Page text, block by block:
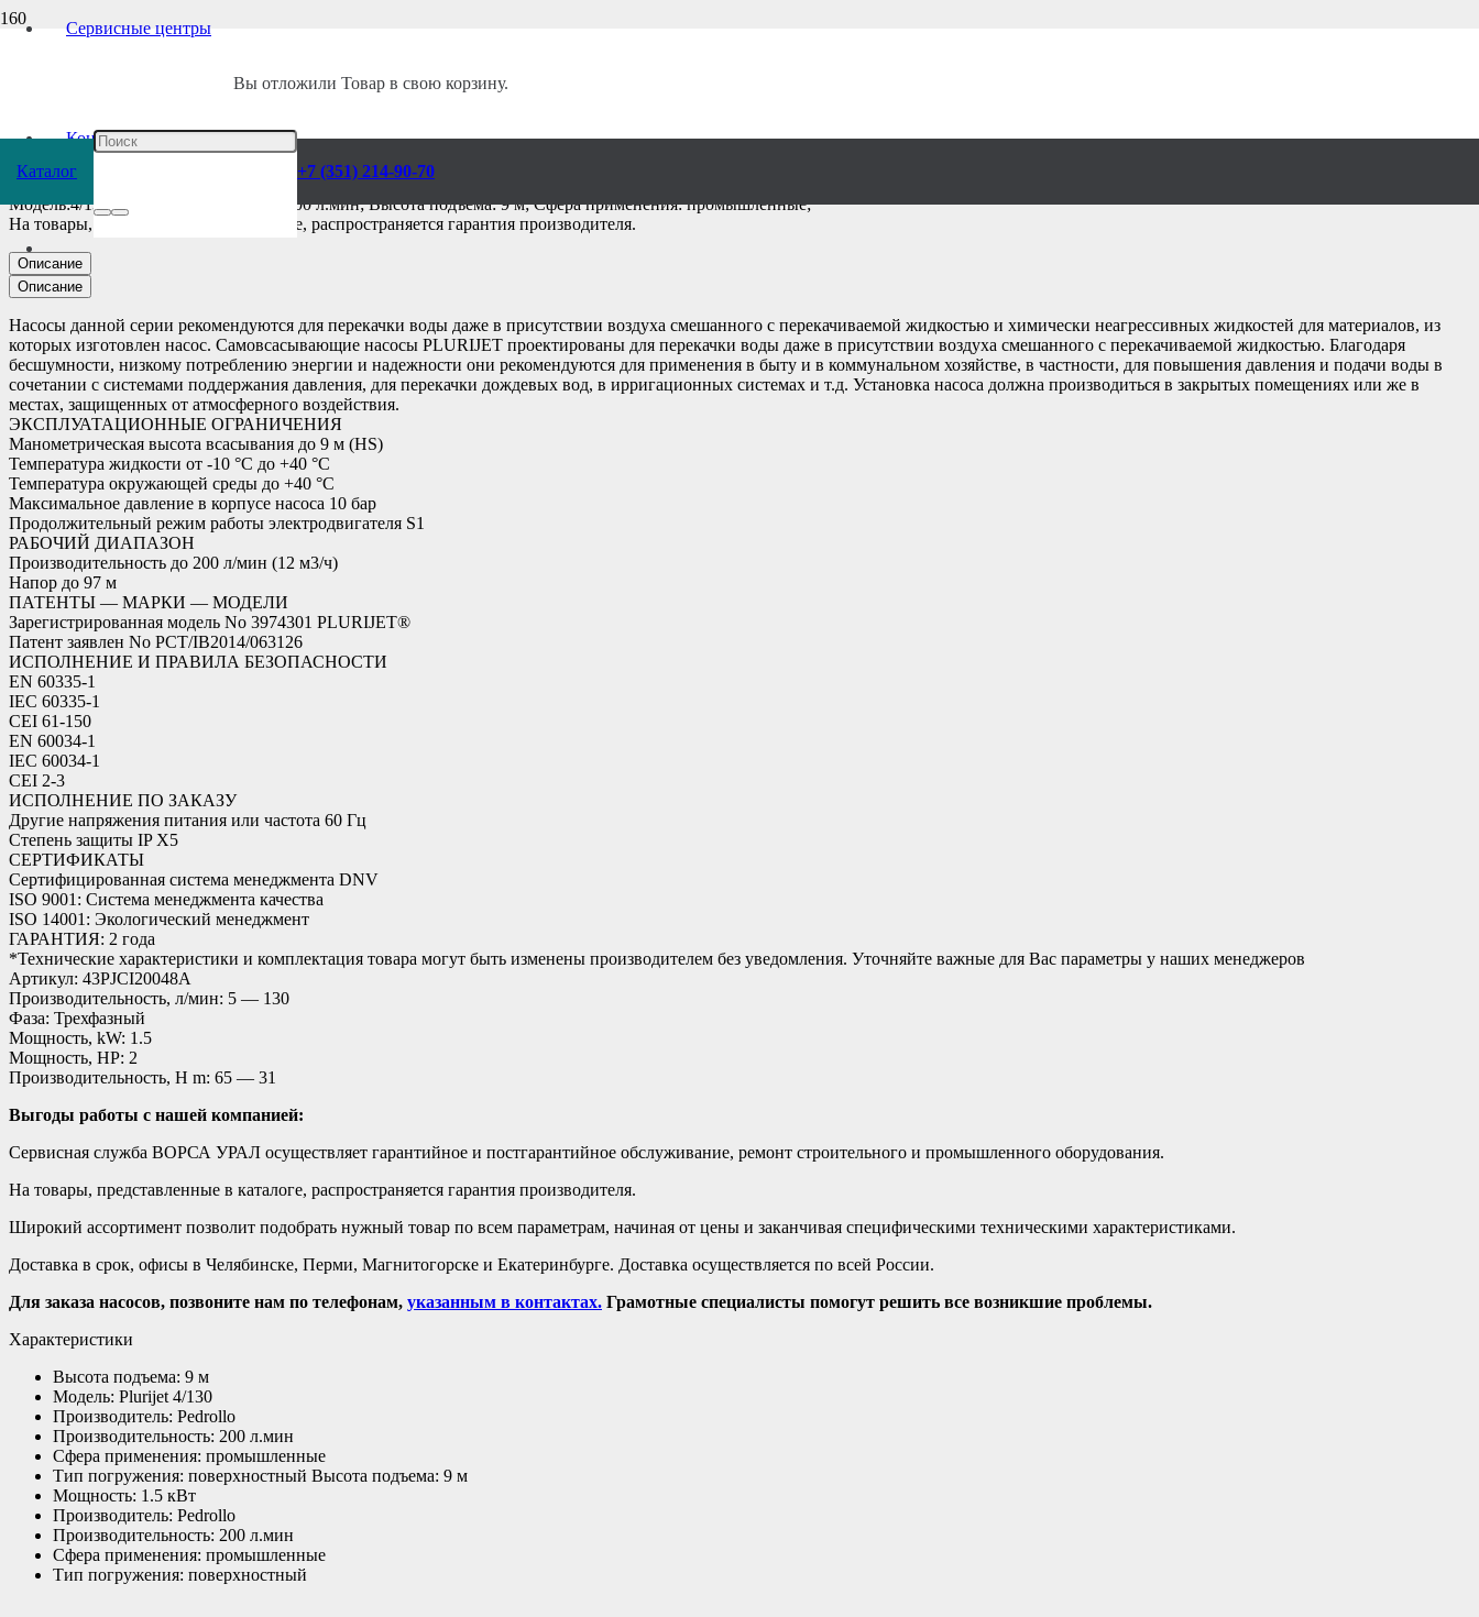
Сервисные центры
Контакты
Вы отложили Товар в свою корзину.
Каталог +7 (351) 214-90-70
Главная /Каталог/Насосы/Pedrollo
Насос Pedrollo Plurijet 4/130
Модель:4/130; Производительность: 200 л.мин; Высота подъема: 9 м; Сфера применения: промышленные;
На товары, представленные в каталоге, распространяется гарантия производителя.
Описание
Описание
Насосы данной серии рекомендуются для перекачки воды даже в присутствии воздуха смешанного с перекачиваемой жидкостью и химически неагрессивных жидкостей для материалов, из
которых изготовлен насос. Самовсасывающие насосы PLURIJET проектированы для перекачки воды даже в присутствии воздуха смешанного с перекачиваемой жидкостью. Благодаря
бесшумности, низкому потреблению энергии и надежности они рекомендуются для применения в быту и в коммунальном хозяйстве, в частности, для повышения давления и подачи воды в
сочетании с системами поддержания давления, для перекачки дождевых вод, в ирригационных системах и т.д. Установка насоса должна производиться в закрытых помещениях или же в
местах, защищенных от атмосферного воздействия.
ЭКСПЛУАТАЦИОННЫЕ ОГРАНИЧЕНИЯ
Манометрическая высота всасывания до 9 м (HS)
Температура жидкости от -10 °C до +40 °C
Температура окружающей среды до +40 °C
Максимальное давление в корпусе насоса 10 бар
Продолжительный режим работы электродвигателя S1
РАБОЧИЙ ДИАПАЗОН
Производительность до 200 л/мин (12 м3/ч)
Напор до 97 м
ПАТЕНТЫ — МАРКИ — МОДЕЛИ
Зарегистрированная модель No 3974301 PLURIJET®
Патент заявлен No PCT/IB2014/063126
ИСПОЛНЕНИЕ И ПРАВИЛА БЕЗОПАСНОСТИ
EN 60335-1
IEC 60335-1
CEI 61-150
EN 60034-1
IEC 60034-1
CEI 2-3
ИСПОЛНЕНИЕ ПО ЗАКАЗУ
Другие напряжения питания или частота 60 Гц
Степень защиты IP X5
СЕРТИФИКАТЫ
Сертифицированная система менеджмента DNV
ISO 9001: Система менеджмента качества
ISO 14001: Экологический менеджмент
ГАРАНТИЯ: 2 года
*Технические характеристики и комплектация товара могут быть изменены производителем без уведомления. Уточняйте важные для Вас параметры у наших менеджеров
Артикул: 43PJCI20048A
Производительность, л/мин: 5 — 130
Фаза: Трехфазный
Мощность, kW: 1.5
Мощность, HP: 2
Производительность, H m: 65 — 31
Выгоды работы с нашей компанией:
Сервисная служба ВОРСА УРАЛ осуществляет гарантийное и постгарантийное обслуживание, ремонт строительного и промышленного оборудования.
На товары, представленные в каталоге, распространяется гарантия производителя.
Широкий ассортимент позволит подобрать нужный товар по всем параметрам, начиная от цены и заканчивая специфическими техническими характеристиками.
Доставка в срок, офисы в Челябинске, Перми, Магнитогорске и Екатеринбурге. Доставка осуществляется по всей России.
Для заказа насосов, позвоните нам по телефонам, указанным в контактах. Грамотные специалисты помогут решить все возникшие проблемы.
Характеристики
Высота подъема: 9 м
Модель: Plurijet 4/130
Производитель: Pedrollo
Производительность: 200 л.мин
Сфера применения: промышленные
Тип погружения: поверхностный Высота подъема: 9 м
Мощность: 1.5 кВт
Производитель: Pedrollo
Производительность: 200 л.мин
Сфера применения: промышленные
Тип погружения: поверхностный